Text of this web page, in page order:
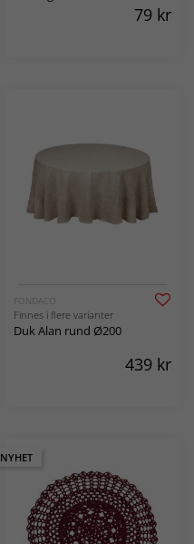
79 kr
FONDACO
Finnes i flere varianter
Duk Alan rund Ø200
439 kr
NYHET